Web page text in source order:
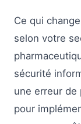
Ce qui
selon votre
sécurité
une erreur de
pour